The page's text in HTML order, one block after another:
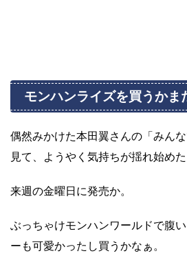
モンハンライズを買うかま
偶然みかけた本田翼さんの「みん
見て、ようやく気持ちが揺れ始めた
来週の金曜日に発売か。
ぶっちゃけモンハンワールドで腹
ーも可愛かったし買うかなぁ。